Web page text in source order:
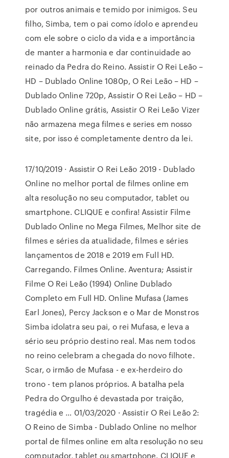
por outros animais e temido por inimigos. Seu
filho, Simba, tem o pai como ídolo e aprendeu
com ele sobre o ciclo da vida e a importância
de manter a harmonia e dar continuidade ao
reinado da Pedra do Reino. Assistir O Rei Leão –
HD – Dublado Online 1080p, O Rei Leão – HD –
Dublado Online 720p, Assistir O Rei Leão – HD –
Dublado Online grátis, Assistir O Rei Leão Vizer
não armazena mega filmes e series em nosso
site, por isso é completamente dentro da lei.
17/10/2019 · Assistir O Rei Leão 2019 - Dublado
Online no melhor portal de filmes online em
alta resolução no seu computador, tablet ou
smartphone. CLIQUE e confira! Assistir Filme
Dublado Online no Mega Filmes, Melhor site de
filmes e séries da atualidade, filmes e séries
lançamentos de 2018 e 2019 em Full HD.
Carregando. Filmes Online. Aventura; Assistir
Filme O Rei Leão (1994) Online Dublado
Completo em Full HD. Online Mufasa (James
Earl Jones), Percy Jackson e o Mar de Monstros
Simba idolatra seu pai, o rei Mufasa, e leva a
sério seu próprio destino real. Mas nem todos
no reino celebram a chegada do novo filhote.
Scar, o irmão de Mufasa - e ex-herdeiro do
trono - tem planos próprios. A batalha pela
Pedra do Orgulho é devastada por traição,
tragédia e … 01/03/2020 · Assistir O Rei Leão 2:
O Reino de Simba - Dublado Online no melhor
portal de filmes online em alta resolução no seu
computador, tablet ou smartphone. CLIQUE e